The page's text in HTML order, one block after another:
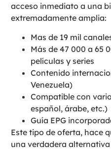
acceso inmediato a una
extremadamente amplia:
Mas de 19 mil
Más de 47 000 a 65
películas y series
Contenido
Venezuela)
Compatible con
español, árabe, etc.)
Guía EPG
Este tipo de oferta, hace
una verdadera